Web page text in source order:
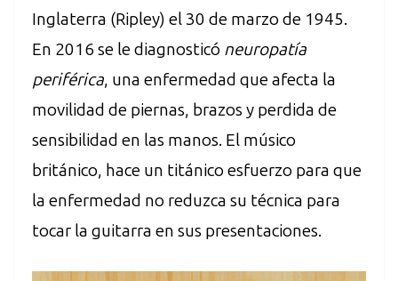
Inglaterra (Ripley) el 30 de marzo de 1945.
En 2016 se le diagnosticó neuropatía
periférica, una enfermedad que afecta la
movilidad de piernas, brazos y perdida de
sensibilidad en las manos. El músico
británico, hace un titánico esfuerzo para que
la enfermedad no reduzca su técnica para
tocar la guitarra en sus presentaciones.